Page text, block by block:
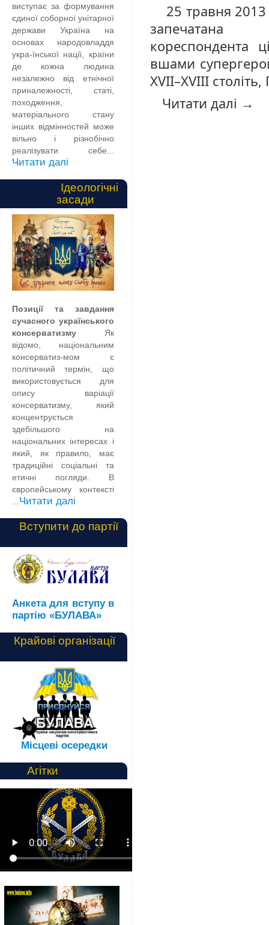
25 травня 2013
запечатана
кореспондента
вшами
XVII–XVIII
Читати далі →
виступає за формування
єдиної соборної унітарної
держави Україна на
основах народовладдя
укра-їнської нації, країни
де кожна людина
незалежно від етнічної
приналежності, статі,
походження,
матеріального стану
інших відмінностей може
вільно і різнобічно
реалізувати себе...
Читати далі
Ідеологічні
засади
Позиції та завдання
сучасного українського
консерватизму Як
відомо, національним
консерватиз-мом є
політичний термін, що
використовується для
опису варіації
консерватизму, який
концентрується
здебільшого на
національних інтересах і
який, як правило, має
традиційні соціальні та
етичні погляди. В
європейському контексті
...Читати далі
Вступити до партії
Анкета для вступу в
партію «БУЛАВА»
Крайові організації
Місцеві осередки
Агітки